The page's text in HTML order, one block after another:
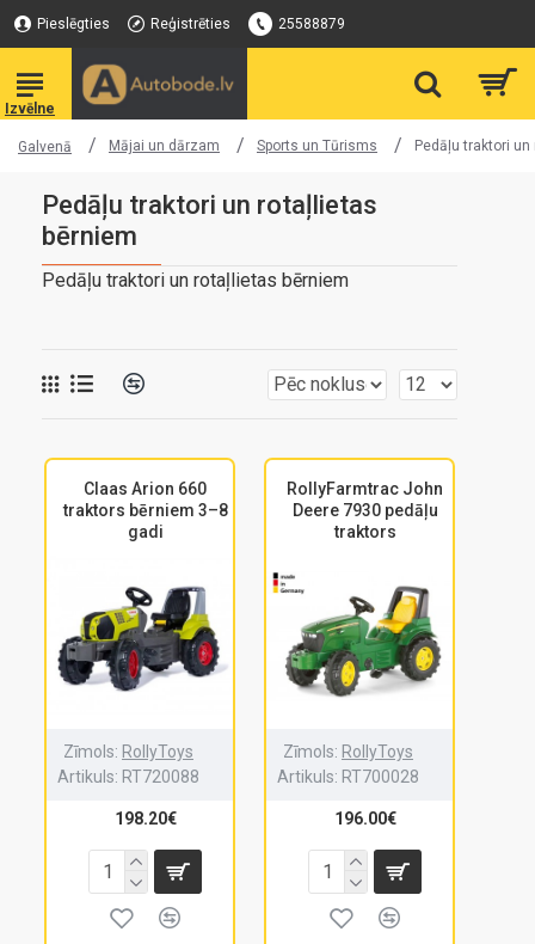
Pieslēgties Reģistrēties 25588879
Galvenā Mājai un dārzam Sports un Tūrisms Pedāļu traktori
Pedāļu traktori un rotaļlietas
bērniem
Pedāļu traktori un rotaļlietas bērniem
Claas Arion 660
traktors bērniem 3–8
gadi
Zīmols: RollyToys
Artikuls: RT720088
198.20€
RollyFarmtrac John
Deere 7930 pedāļu
traktors
Zīmols: RollyToys
Artikuls: RT700028
196.00€